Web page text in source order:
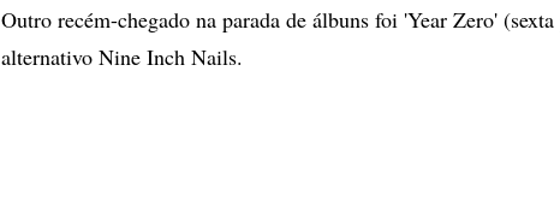
Outro recém-chegado na parada de álbuns foi 'Year Zero'
alternativo Nine Inch Nails.